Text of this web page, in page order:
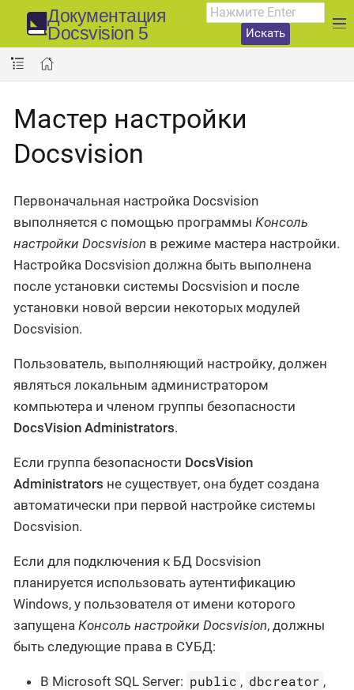
Документация
Docsvision 5
Искать
Мастер настройки
Docsvision
Первоначальная настройка Docsvision
выполняется с помощью программы Консоль
настройки Docsvision в режиме мастера настройки.
Настройка Docsvision должна быть выполнена
после установки системы Docsvision и после
установки новой версии некоторых модулей
Docsvision.
Пользователь, выполняющий настройку, должен
являться локальным администратором
компьютера и членом группы безопасности
DocsVision Administrators.
Если группа безопасности DocsVision
Administrators не существует, она будет создана
автоматически при первой настройке системы
Docsvision.
Если для подключения к БД Docsvision
планируется использовать аутентификацию
Windows, у пользователя от имени которого
запущена Консоль настройки Docsvision, должны
быть следующие права в СУБД:
В Microsoft SQL Server: public , dbcreator ,